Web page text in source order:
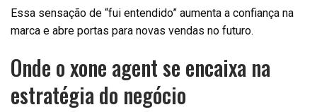
Essa sensação de “fui entendido” aumenta a confiança na
marca e abre portas para novas vendas no futuro.
Onde o xone agent se encaixa na
estratégia do negócio